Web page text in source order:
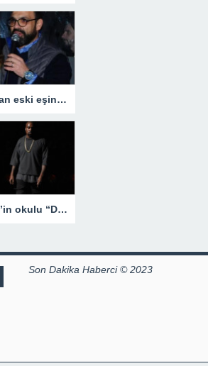
Okan Karacan eski eşinin hayatını zindana çevirdi! Zeynep Kadıoğlu savcılığa koştu: Beni tuzağa çekmeye çalışıyor
Kanye West’in okulu “Donda Academy” hakkında skandal iddialar – Son Dakika Magazin Haberleri
Son Dakika Haberci © 2023